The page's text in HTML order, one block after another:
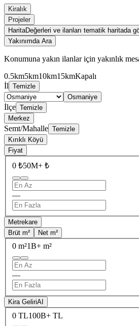
Kiralık
Projeler
HaritaDeğerleri ve ilanları tematik haritada
Yakınımda Ara
Konumuna yakın ilanlar için yakınlık
0.5km5km10km15kmKapalı
İl Temizle
Osmaniye
İlçe Temizle
Merkez
Semt/Mahalle Temizle
Kırıklı Köyü
Fiyat
0 ₺50M+ ₺
—
Metrekare
Brüt m²
Net m²
0 m²1B+ m²
—
Kira GeliriAI
0 TL100B+ TL